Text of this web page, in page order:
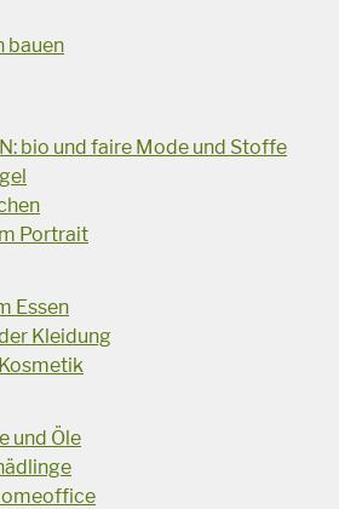
bauen
bio und faire Mode und Stoffe
Portrait
Essen
Kleidung
und Öle